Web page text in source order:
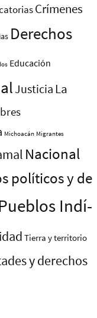
Crímenes
Derechos
Educación
Justicia La
Michoacán Migrantes
Nacional
polí­ticos y de
Indí­
Tierra y territorio
y derechos